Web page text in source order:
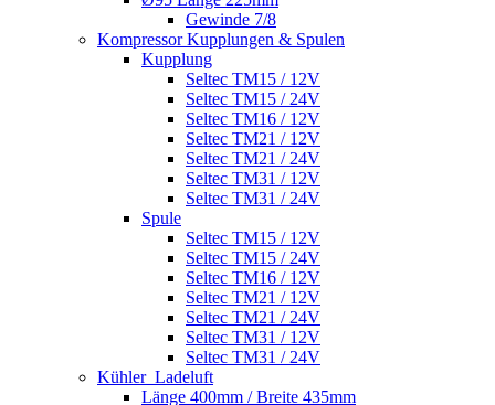
Gewinde 7/8
Kompressor Kupplungen & Spulen
Kupplung
Seltec TM15 / 12V
Seltec TM15 / 24V
Seltec TM16 / 12V
Seltec TM21 / 12V
Seltec TM21 / 24V
Seltec TM31 / 12V
Seltec TM31 / 24V
Spule
Seltec TM15 / 12V
Seltec TM15 / 24V
Seltec TM16 / 12V
Seltec TM21 / 12V
Seltec TM21 / 24V
Seltec TM31 / 12V
Seltec TM31 / 24V
Kühler_Ladeluft
Länge 400mm / Breite 435mm